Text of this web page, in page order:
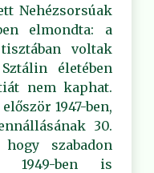
Nehézsorsúak
elmondta: a
voltak
életében
nem kaphat.
1947-ben,
30.
szabadon
1949-ben is